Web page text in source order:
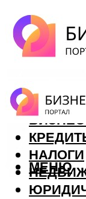
ФОРЕКС
НАЛОГИ
МЕНЮ